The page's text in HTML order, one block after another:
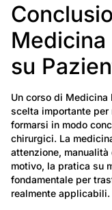
su
Un corso di Medicina
scelta importante
formarsi in modo
chirurgici. La
attenzione,
motivo, la pratica su
fondamentale per
realmente applicabili.